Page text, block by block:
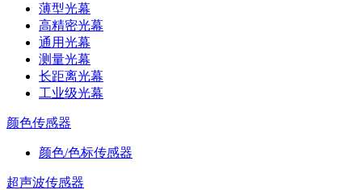
薄型光幕
高精密光幕
通用光幕
测量光幕
长距离光幕
工业级光幕
颜色传感器
颜色/色标传感器
超声波传感器